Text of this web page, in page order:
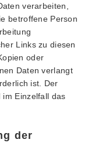
verarbeiten,
betroffene Person
Links zu diesen
oder
Daten verlangt
ist. Der
Einzelfall das
der